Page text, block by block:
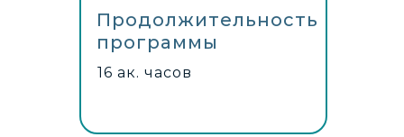
16 ак. часов
Продолжительность
программы